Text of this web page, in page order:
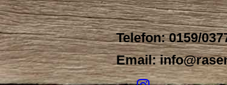
Telefon: 0159/
Email: